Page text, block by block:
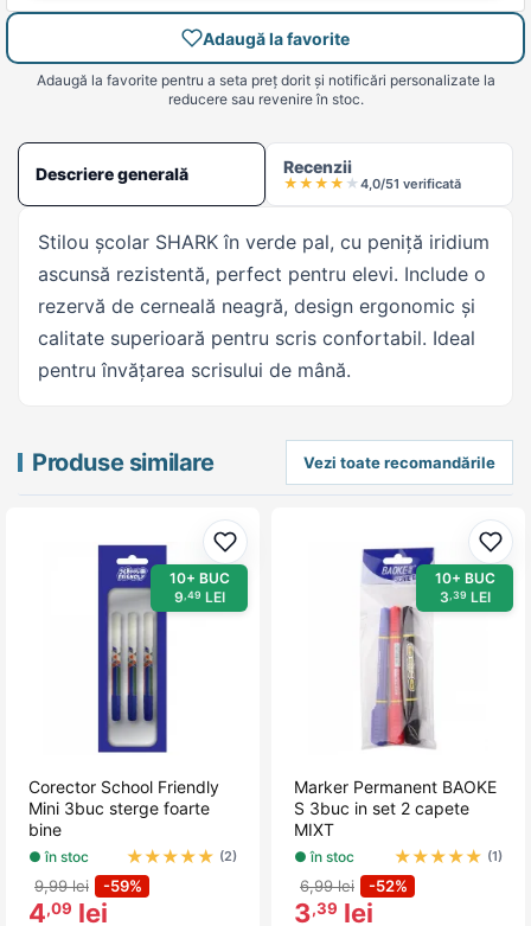
Adaugă la favorite
Adaugă la favorite pentru a seta preț dorit și notificări personalizate la
reducere sau revenire în stoc.
Descriere generală Recenzii
★ ★ ★ ★ ★4,0/51 verificată
Stilou școlar SHARK în verde pal, cu peniță iridium
ascunsă rezistentă, perfect pentru elevi. Include o
rezervă de cerneală neagră, design ergonomic și
calitate superioară pentru scris confortabil. Ideal
pentru învățarea scrisului de mână.
Produse similare Vezi toate recomandările
Adaugă la favorite
10+ BUC
9,49 LEI
Corector School Friendly
Mini 3buc sterge foarte
bine
● în stoc ★★★★★ (2)
9,99 lei -59%
4,09 lei
10+ BUC
3,39 LEI
Marker Permanent BAOKE
S 3buc in set 2 capete
MIXT
● în stoc ★★★★★ (1)
6,99 lei -52%
3,39 lei